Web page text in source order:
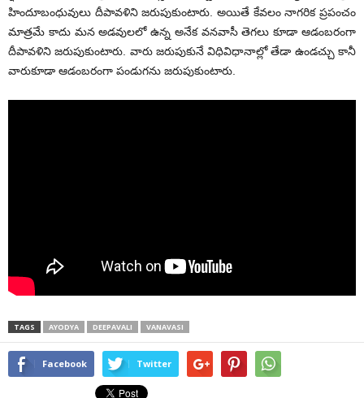
హిందూబంధువులు దీపావళిని జరుపుకుంటారు. అయితే కేవలం నాగరిక ప్రపంచం
మాత్రమే కాదు మన అడవులలో ఉన్న అనేక వనవాసీ తెగలు కూడా ఆడంబరంగా
దీపావళిని జరుపుకుంటారు. వారు జరుపుకునే విధివిధానాల్లో తేడా ఉండచ్చు కానీ
వారుకూడా ఆడంబరంగా పండుగను జరుపుకుంటారు.
TAGS AYODYA DEEPAVALI VANAVASI
Facebook Twitter